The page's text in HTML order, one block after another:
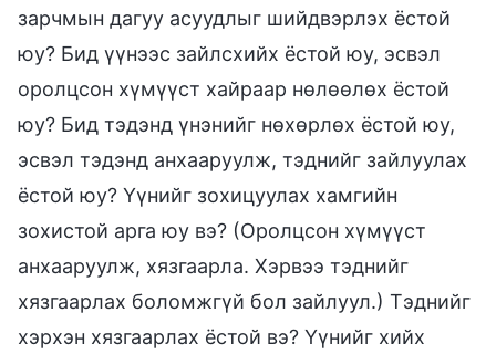
зарчмын дагуу асуудлыг шийдвэрлэх ёстой
юу? Бид үүнээс зайлсхийх ёстой юу, эсвэл
оролцсон хүмүүст хайраар нөлөөлөх ёстой
юу? Бид тэдэнд үнэнийг нөхөрлөх ёстой юу,
эсвэл тэдэнд анхааруулж, тэднийг зайлуулах
ёстой юу? Үүнийг зохицуулах хамгийн
зохистой арга юу вэ? (Оролцсон хүмүүст
анхааруулж, хязгаарла. Хэрвээ тэднийг
хязгаарлах боломжгүй бол зайлуул.) Тэднийг
хэрхэн хязгаарлах ёстой вэ? Үүнийг хийх